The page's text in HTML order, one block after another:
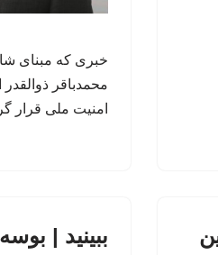
خبری که مبنای
محمدباقر
امنیت ملی قرار
ببینید |